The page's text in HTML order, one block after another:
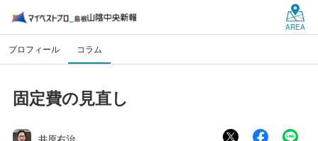
AREA
プロフィール コラム
固定費の見直し
井原右治